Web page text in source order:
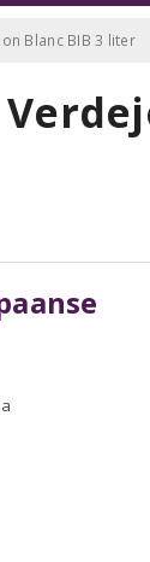
Blanc BIB 3 liter